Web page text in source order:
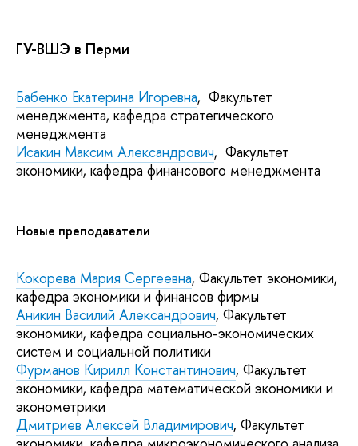
ГУ-ВШЭ в Перми
Бабенко Екатерина Игоревна, Факультет
менеджмента, кафедра стратегического
менеджмента
Исакин Максим Александрович, Факультет
экономики, кафедра финансового менеджмента
Новые преподаватели
Кокорева Мария Сергеевна, Факультет экономики,
кафедра экономики и финансов фирмы
Аникин Василий Александрович, Факультет
экономики, кафедра социально-экономических
систем и социальной политики
Фурманов Кирилл Константинович, Факультет
экономики, кафедра математической экономики и
эконометрики
Дмитриев Алексей Владимирович, Факультет